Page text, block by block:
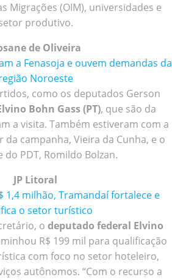
Migrações (OIM), universidades e
produtivo.
de Oliveira
a Fenasoja e ouvem demandas da
Noroeste
como os deputados Gerson
Bohn Gass (PT), que são da
a visita. Também estiveram com a
campanha, Vieira da Cunha, e o
do PDT, Romildo Bolzan.
JP Litoral
1,4 milhão, Tramandaí fortalece e
o setor turístico
o deputado federal Elvino
R$ 199 mil para qualificação
com foco no setor hoteleiro,
autônomos. “Com o recurso a